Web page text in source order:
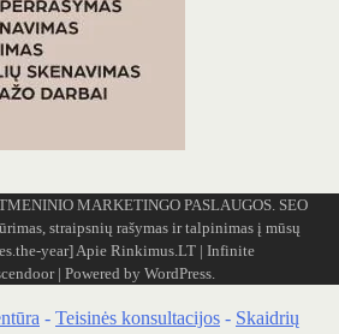
MARKETINGO PASLAUGOS. SEO
straipsnių rašymas ir talpinimas į mūsų
year] Apie Rinkimus.LT| Infinite
| Powered by WordPress.
- Teisinės konsultacijos - Skaidrių